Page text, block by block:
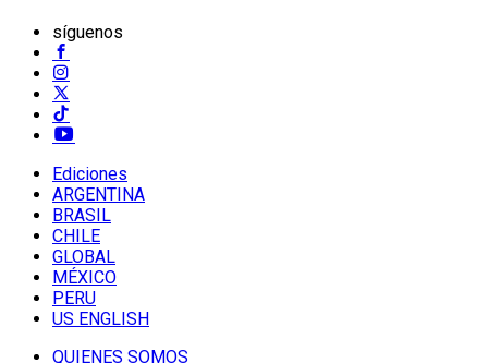
síguenos
Ediciones
ARGENTINA
BRASIL
CHILE
GLOBAL
MÉXICO
PERU
US ENGLISH
QUIENES SOMOS